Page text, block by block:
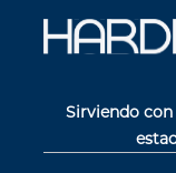
Sirviendo